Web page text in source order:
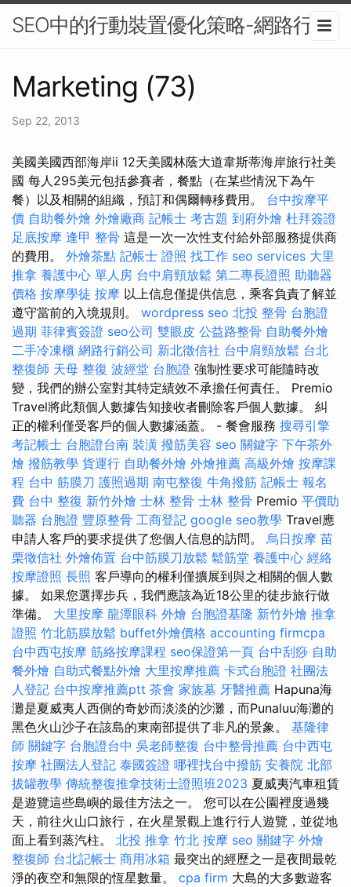
SEO中的行動裝置優化策略-網路行銷
Marketing (73)
Sep 22, 2013
美國美國西部海岸ii 12天美國林蔭大道韋斯蒂海岸旅行社美
國 每人295美元包括參賽者，餐點（在某些情況下為午
餐）以及相關的組織，預訂和偶爾轉移費用。 台中按摩平
價 自助餐外燴 外燴廠商 記帳士 考古題 到府外燴 杜拜簽證
足底按摩 逢甲 整骨 這是一次一次性支付給外部服務提供商
的費用。 外燴茶點 記帳士 證照 找工作 seo services 大里
推拿 養護中心 單人房 台中肩頸放鬆 第二專長證照 助聽器
價格 按摩學徒 按摩 以上信息僅提供信息，乘客負責了解並
遵守當前的入境規則。 wordpress seo 北投 整骨 台胞證
過期 菲律賓簽證 seo公司 雙眼皮 公益路整骨 自助餐外燴
二手冷凍櫃 網路行銷公司 新北徵信社 台中肩頸放鬆 台北
整復師 天母 整復 波經堂 台胞證 強制性要求可能隨時改
變，我們的辦公室對其特定績效不承擔任何責任。 Premio
Travel將此類個人數據告知接收者刪除客戶個人數據。 糾
正的權利僅受客戶的個人數據涵蓋。 - 餐會服務 搜尋引擎
考記帳士 台胞證台南 裝潢 撥筋美容 seo 關鍵字 下午茶外
燴 撥筋教學 貨運行 自助餐外燴 外燴推薦 高級外燴 按摩課
程 台中 筋膜刀 護照過期 南屯整復 牛角撥筋 記帳士 報名
費 台中 整復 新竹外燴 士林 整骨 士林 整骨 Premio 平價助
聽器 台胞證 豐原整骨 工商登記 google seo教學 Travel應
申請人客戶的要求提供了您個人信息的訪問。 烏日按摩 苗
栗徵信社 外燴佈置 台中筋膜刀放鬆 鬆筋堂 養護中心 經絡
按摩證照 長照 客戶導向的權利僅擴展到與之相關的個人數
據。 如果您選擇步兵，我們應該為近18公里的徒步旅行做
準備。 大里按摩 龍潭眼科 外燴 台胞證基隆 新竹外燴 推拿
證照 竹北筋膜放鬆 buffet外燴價格 accounting firmcpa
台中西屯按摩 筋絡按摩課程 seo保證第一頁 台中刮痧 自助
餐外燴 自助式餐點外燴 大里按摩推薦 卡式台胞證 社團法
人登記 台中按摩推薦ptt 茶會 家族墓 牙醫推薦 Hapuna海
灘是夏威夷人西側的奇妙而淡淡的沙灘，而Punaluu海灘的
黑色火山沙子在該島的東南部提供了非凡的景象。 基隆律
師 關鍵字 台胞證台中 吳老師整復 台中整骨推薦 台中西屯
按摩 社團法人登記 泰國簽證 哪裡找台中撥筋 安養院 北部
拔罐教學 傳統整復推拿技術士證照班2023 夏威夷汽車租賃
是遊覽這些島嶼的最佳方法之一。 您可以在公園裡度過幾
天，前往火山口旅行，在火星景觀上進行行人遊覽，並從地
面上看到蒸汽柱。 北投 推拿 竹北 按摩 seo 關鍵字 外燴
整復師 台北記帳士 商用冰箱 最突出的經歷之一是夜間最乾
淨的夜空和無限的恆星數量。 cpa firm 大島的大多數遊客